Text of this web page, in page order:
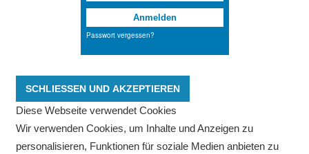
Diese Webseite verwendet Cookies
Wir verwenden Cookies, um Inhalte und Anzeigen zu
personalisieren, Funktionen für soziale Medien anbieten zu